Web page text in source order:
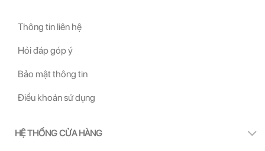
Thông tin liên hệ
Hỏi đáp góp ý
Bảo mật thông tin
Điều khoản sử dụng
HỆ THỐNG CỬA HÀNG